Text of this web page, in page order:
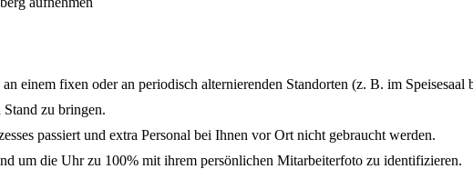
einem fixen oder an periodisch alternierenden Standorten (z. B. im
zu bringen.
passiert und extra Personal bei Ihnen vor Ort nicht gebraucht werden.
um die Uhr zu 100% mit ihrem persönlichen Mitarbeiterfoto zu identifizieren.